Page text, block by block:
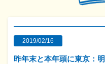
2019/02/16
昨年末と本年頭に東京：